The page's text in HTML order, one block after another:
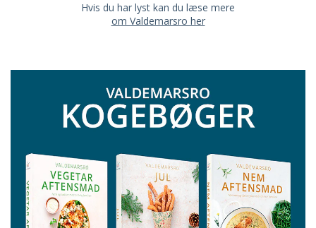
Hvis du har lyst kan du læse mere
om Valdemarsro her